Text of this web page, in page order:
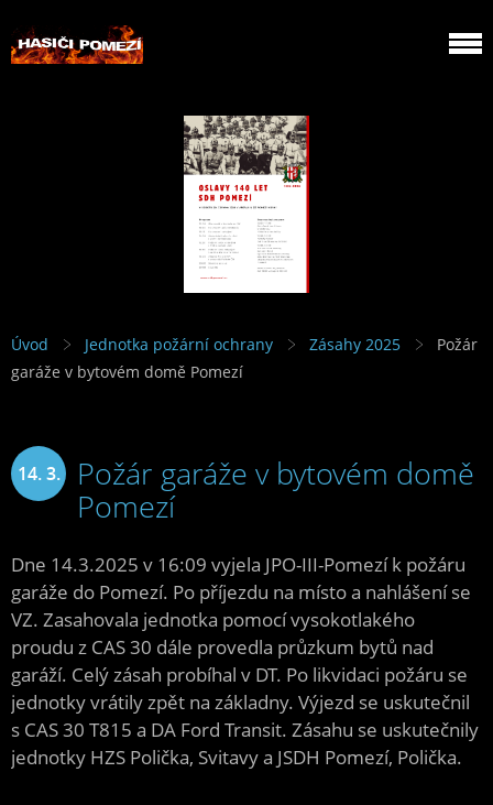
Úvod Jednotka požární ochrany Zásahy 2025
Požár
garáže v bytovém domě Pomezí
14. 3.
Požár garáže v bytovém domě
Pomezí
Dne 14.3.2025 v 16:09 vyjela JPO-III-Pomezí k požáru
garáže do Pomezí. Po příjezdu na místo a nahlášení se
VZ. Zasahovala jednotka pomocí vysokotlakého
proudu z CAS 30 dále provedla průzkum bytů nad
garáží. Celý zásah probíhal v DT. Po likvidaci požáru se
jednotky vrátily zpět na základny. Výjezd se uskutečnil
s CAS 30 T815 a DA Ford Transit. Zásahu se uskutečnily
jednotky HZS Polička, Svitavy a JSDH Pomezí, Polička.